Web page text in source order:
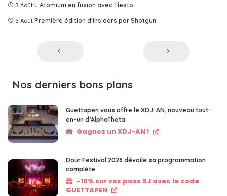
3 Août L’Atomium en fusion avec Tîesto
3 Août Première édition d'Insiders par Shotgun
Nos derniers bons plans
Guettapen vous offre le XDJ-AN, nouveau tout-
en-un d’AlphaTheta
Gagnez un XDJ-AN !
Dour Festival 2026 dévoile sa programmation
complète
-10% sur vos pass 5J avec le code
GUETTAPEN